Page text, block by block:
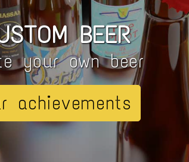
BEER
your own beer
achievements